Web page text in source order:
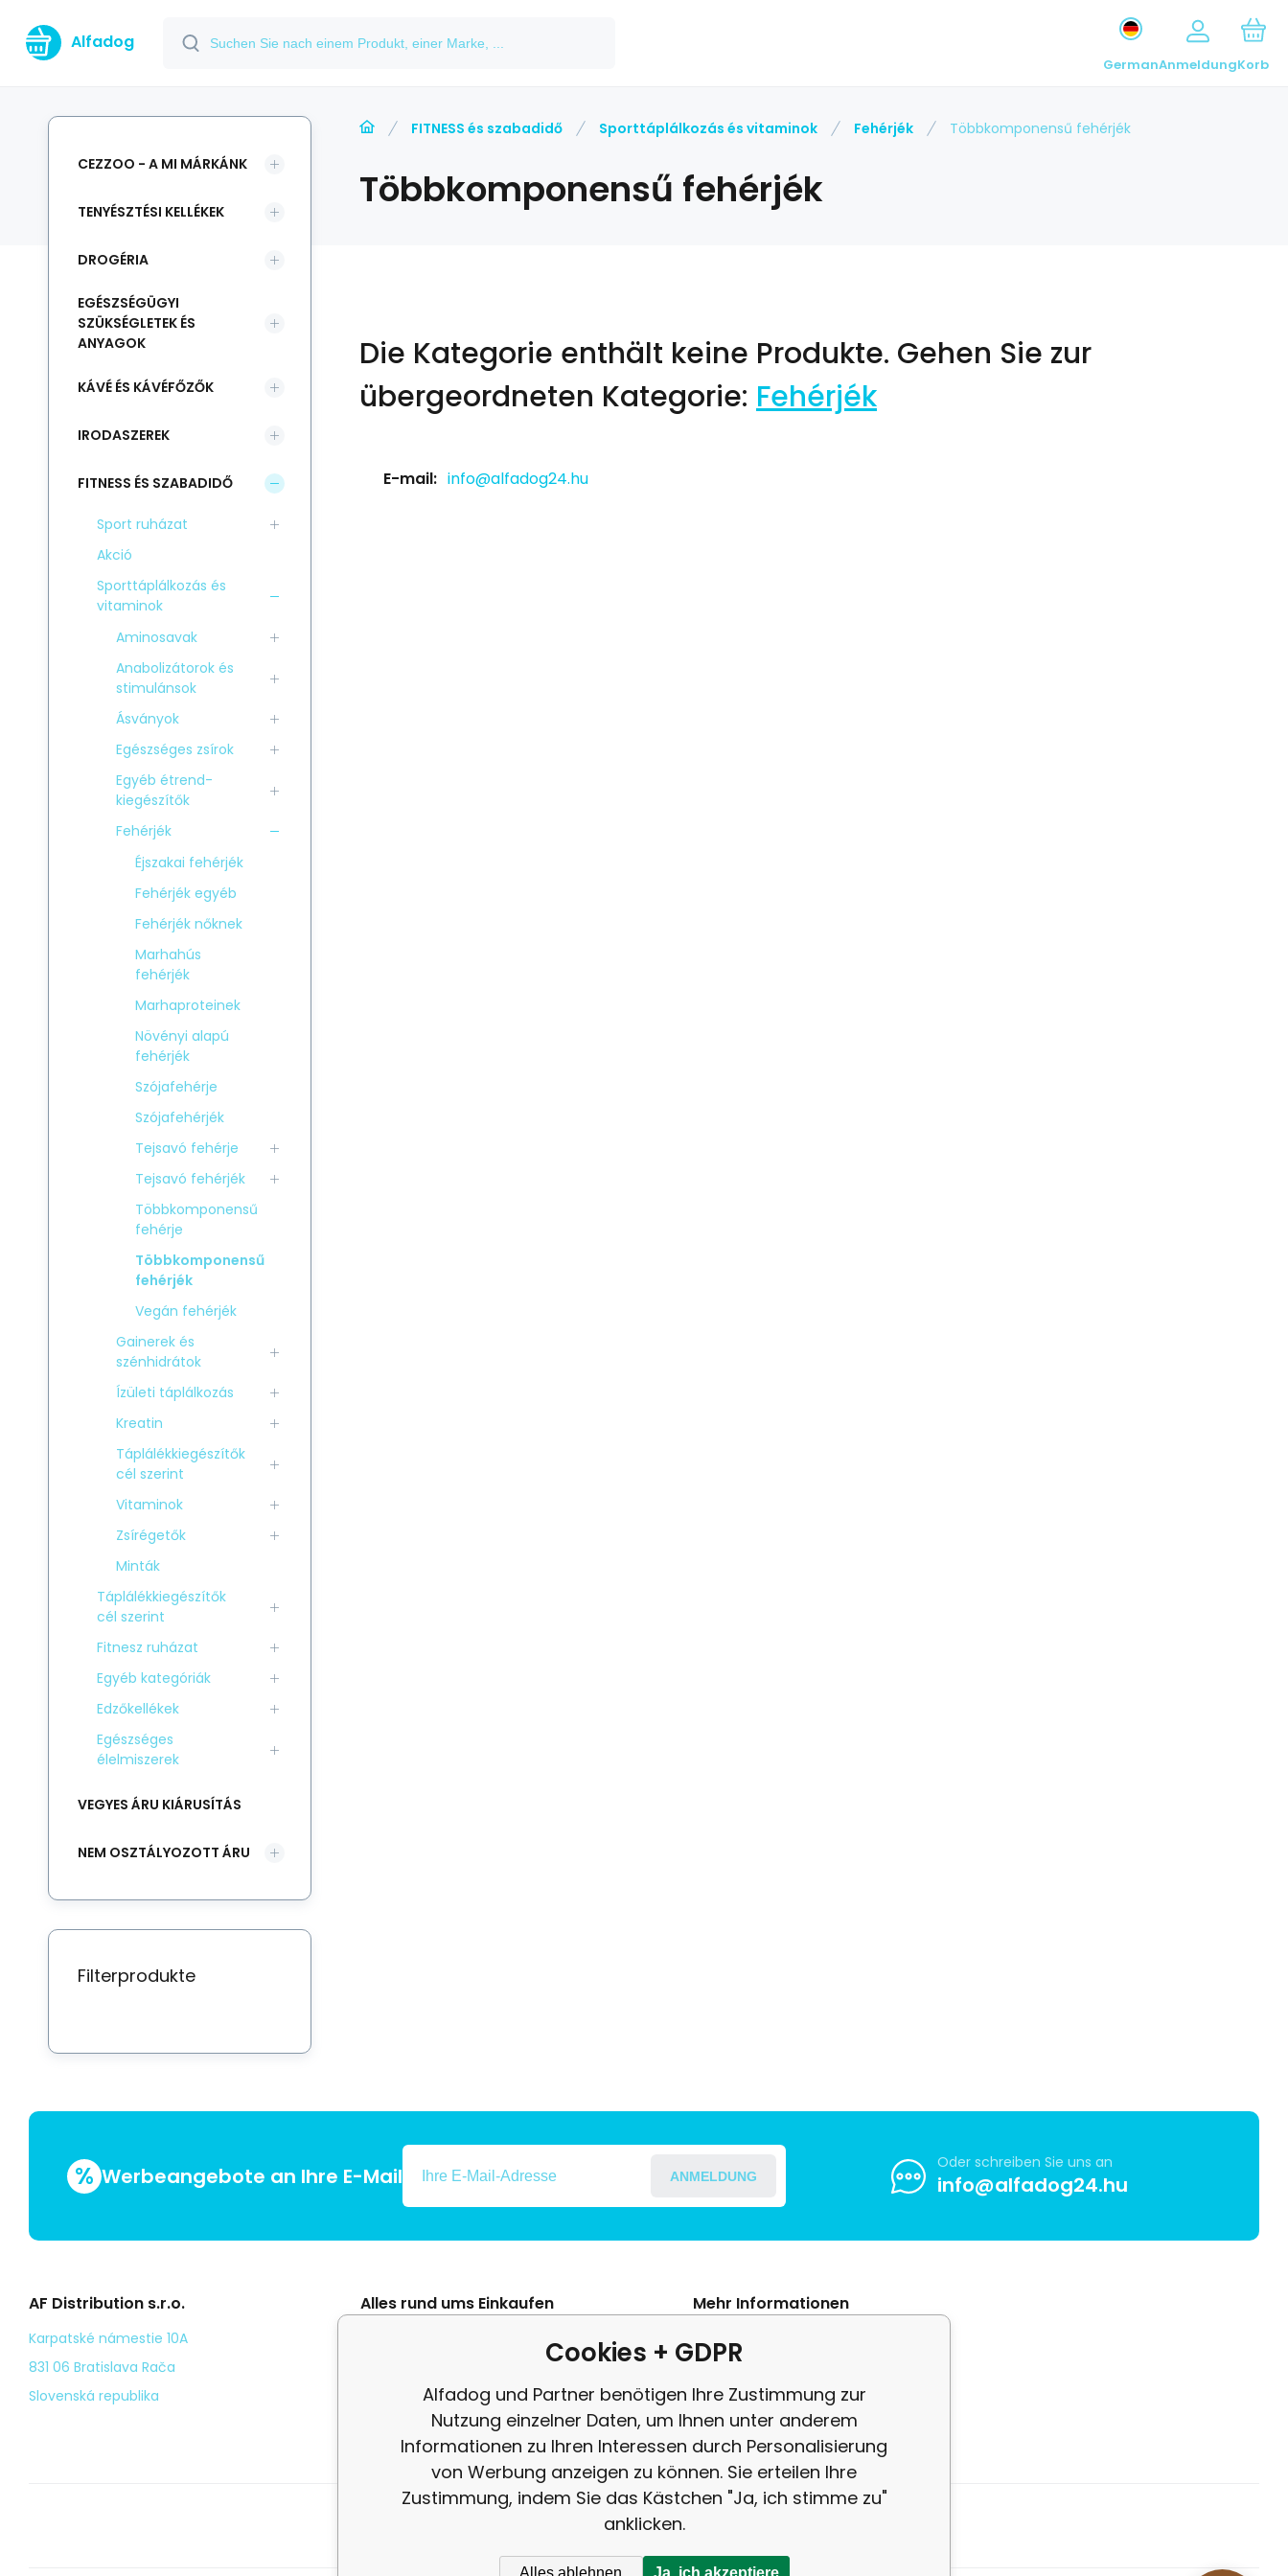
Alfadog
GermanAnmeldungKorb
FITNESS és szabadidő Sporttáplálkozás és vitaminok Fehérjék Többkomponensű fehérjék
Többkomponensű fehérjék
Die Kategorie enthält keine Produkte. Gehen Sie zur
übergeordneten Kategorie: Fehérjék
E-mail: info@alfadog24.hu
CEZZOO - A MI MÁRKÁNK
TENYÉSZTÉSI KELLÉKEK
DROGÉRIA
EGÉSZSÉGÜGYI
SZÜKSÉGLETEK ÉS
ANYAGOK
KÁVÉ ÉS KÁVÉFŐZŐK
IRODASZEREK
FITNESS ÉS SZABADIDŐ
Sport ruházat
Akció
Sporttáplálkozás és
vitaminok
Aminosavak
Anabolizátorok és
stimulánsok
Ásványok
Egészséges zsírok
Egyéb étrend-
kiegészítők
Fehérjék
Éjszakai fehérjék
Fehérjék egyéb
Fehérjék nőknek
Marhahús
fehérjék
Marhaproteinek
Növényi alapú
fehérjék
Szójafehérje
Szójafehérjék
Tejsavó fehérje
Tejsavó fehérjék
Többkomponensű
fehérje
Többkomponensű
fehérjék
Vegán fehérjék
Gainerek és
szénhidrátok
Ízületi táplálkozás
Kreatin
Táplálékkiegészítők
cél szerint
Vitaminok
Zsírégetők
Minták
Táplálékkiegészítők
cél szerint
Fitnesz ruházat
Egyéb kategóriák
Edzőkellékek
Egészséges
élelmiszerek
VEGYES ÁRU KIÁRUSÍTÁS
NEM OSZTÁLYOZOTT ÁRU
Filterprodukte
% Werbeangebote an Ihre E-Mail ANMELDUNG
Oder schreiben Sie uns an
info@alfadog24.hu
AF Distribution s.r.o.
Karpatské námestie 10A
831 06 Bratislava Rača
Slovenská republika
Alles rund ums Einkaufen
Személyes adatok védelme
Kézbesítés
Mehr Informationen
Beschwerde
Rezension
Cookies + GDPR
Alfadog und Partner benötigen Ihre Zustimmung zur
Nutzung einzelner Daten, um Ihnen unter anderem
Informationen zu Ihren Interessen durch Personalisierung
von Werbung anzeigen zu können. Sie erteilen Ihre
Zustimmung, indem Sie das Kästchen "Ja, ich stimme zu"
anklicken.
Alles ablehnen Ja, ich akzeptiere